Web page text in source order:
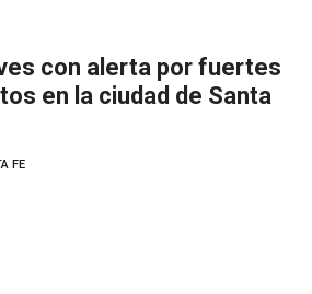
con alerta por fuertes
en la ciudad de Santa
FE